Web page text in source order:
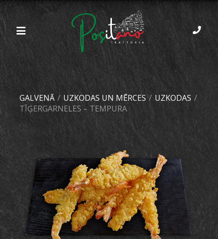
GALVENĀ / UZKODAS UN MĒRCES / UZKODAS /
TĪĢERGARNELES – TEMPURA